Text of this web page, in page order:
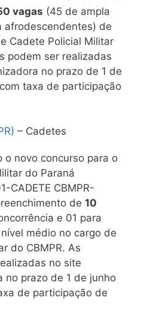
vagas (45 de ampla
afrodescendentes) de
Cadete Policial Militar
podem ser realizadas
no prazo de 1 de
taxa de participação
– Cadetes
novo concurso para o
do Paraná
CADETE CBMPR-
de 10
e 01 para
médio no cargo de
do CBMPR. As
no site
no prazo de 1 de junho
de participação de